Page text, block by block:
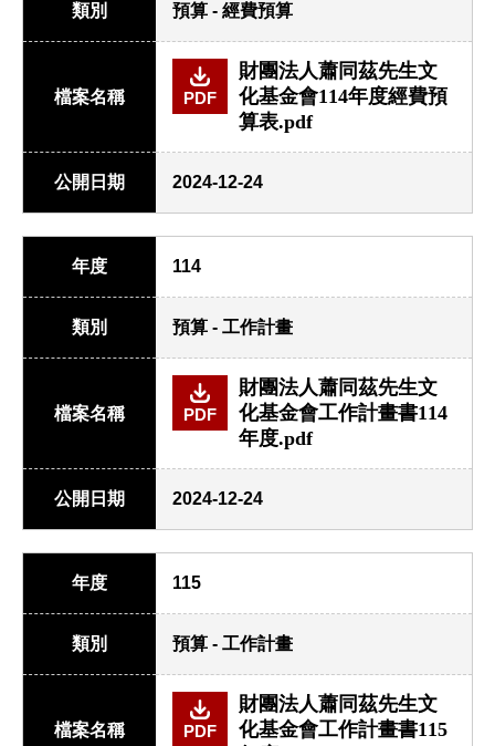
類別 預算 - 經費預算
檔案名稱 PDF
財團法人蕭同茲先生文
化基金會114年度經費預
算表.pdf
公開日期 2024-12-24
年度 114
類別 預算 - 工作計畫
檔案名稱 PDF
財團法人蕭同茲先生文
化基金會工作計畫書114
年度.pdf
公開日期 2024-12-24
年度 115
類別 預算 - 工作計畫
檔案名稱 PDF
財團法人蕭同茲先生文
化基金會工作計畫書115